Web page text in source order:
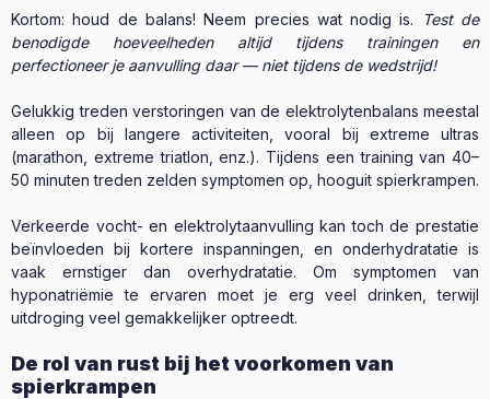
Kortom: houd de balans! Neem precies wat nodig is.
Test de
benodigde hoeveelheden altijd tijdens trainingen en
perfectioneer je aanvulling daar — niet tijdens de wedstrijd!
Gelukkig treden verstoringen van de elektrolytenbalans meestal
alleen op bij langere activiteiten, vooral bij extreme ultras
(marathon, extreme triatlon, enz.). Tijdens een training van 40–
50 minuten treden zelden symptomen op, hooguit spierkrampen.
Verkeerde vocht- en elektrolytaanvulling kan toch de prestatie
beïnvloeden bij kortere inspanningen, en onderhydratatie is
vaak ernstiger dan overhydratatie. Om symptomen van
hyponatriëmie te ervaren moet je erg veel drinken, terwijl
uitdroging veel gemakkelijker optreedt.
De rol van rust bij het voorkomen van
spierkrampen